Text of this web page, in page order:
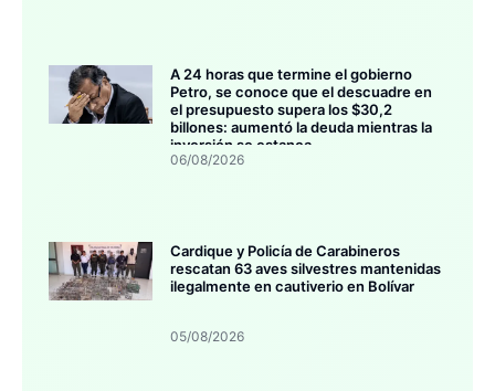
A 24 horas que termine el gobierno
Petro, se conoce que el descuadre en
el presupuesto supera los $30,2
billones: aumentó la deuda mientras la
inversión se estanca
06/08/2026
Cardique y Policía de Carabineros
rescatan 63 aves silvestres mantenidas
ilegalmente en cautiverio en Bolívar
05/08/2026